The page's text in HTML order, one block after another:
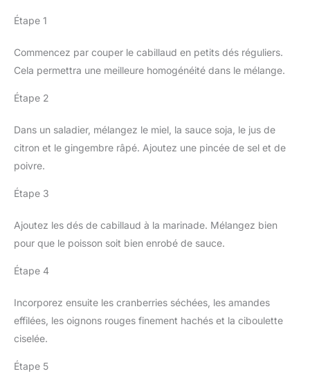
Étape 1
Commencez par couper le cabillaud en petits dés réguliers.
Cela permettra une meilleure homogénéité dans le mélange.
Étape 2
Dans un saladier, mélangez le miel, la sauce soja, le jus de
citron et le gingembre râpé. Ajoutez une pincée de sel et de
poivre.
Étape 3
Ajoutez les dés de cabillaud à la marinade. Mélangez bien
pour que le poisson soit bien enrobé de sauce.
Étape 4
Incorporez ensuite les cranberries séchées, les amandes
effilées, les oignons rouges finement hachés et la ciboulette
ciselée.
Étape 5